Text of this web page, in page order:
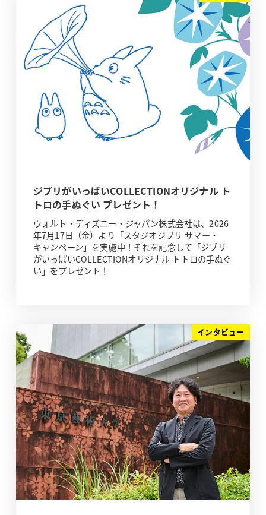
ジブリがいっぱいCOLLECTIONオリジナル ト
トロの手ぬぐい プレゼント！
ウォルト・ディズニー・ジャパン株式会社は、2026
年7月17日（金）より「スタジオジブリ サマー・
キャンペーン」を実施中！それを記念して「ジブリ
がいっぱいCOLLECTIONオリジナル トトロの手ぬぐ
い」をプレゼント！
インタビュー